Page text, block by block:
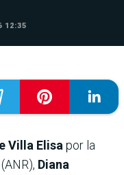
12:35
Villa Elisa por la
Diana